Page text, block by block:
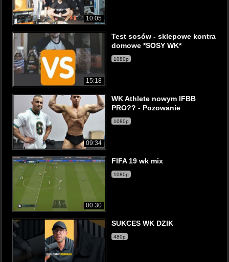
10:05
15:18
Test sosów - sklepowe kontra
domowe *SOSY WK*
1080p
09:34
WK Athlete nowym IFBB
PRO?? - Pozowanie
1080p
00:30
FIFA 19 wk mix
1080p
SUKCES WK DZIK
480p